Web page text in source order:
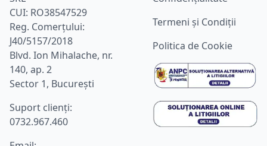
CUI: RO38547529
Reg. Comerțului:
J40/5157/2018
Blvd. Ion Mihalache, nr.
140, ap. 2
Sector 1, București
Suport clienţi:
0732.967.460
Termeni și Condiții
Politica de Cookie